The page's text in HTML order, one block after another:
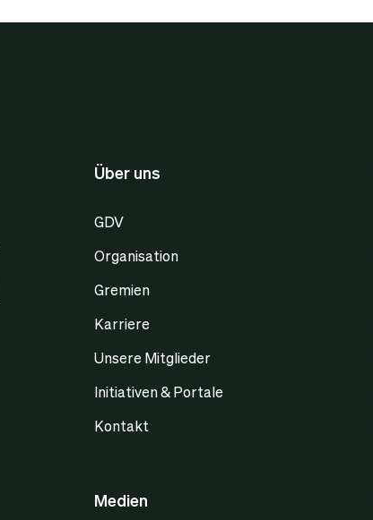
Über uns
GDV
Organisation
Gremien
Karriere
Unsere Mitglieder
Initiativen & Portale
Kontakt
Medien